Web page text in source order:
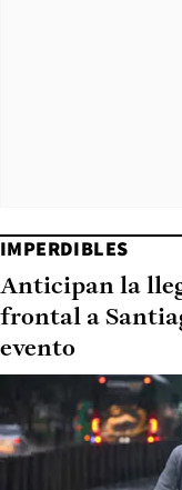
IMPERDIBLES
Anticipan la
frontal a
evento